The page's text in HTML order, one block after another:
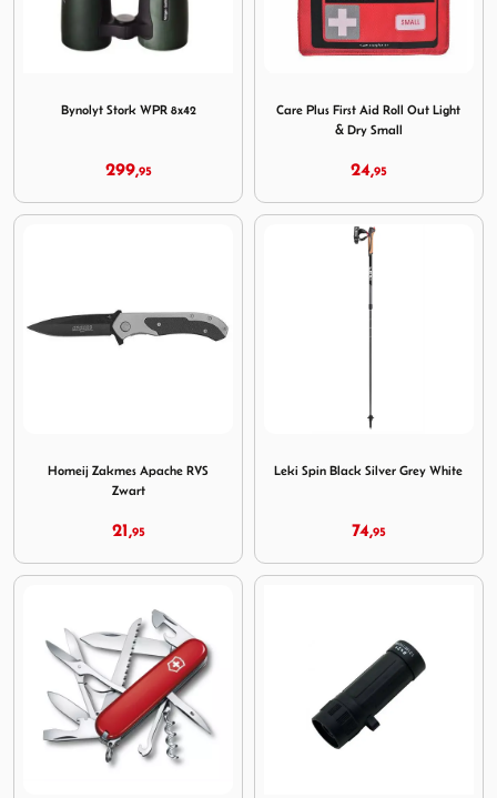
Bynolyt Stork WPR 8x42
299,95
Care Plus First Aid Roll Out Light
& Dry Small
24,95
Homeij Zakmes Apache RVS
Zwart
21,95
Leki Spin Black Silver Grey White
74,95